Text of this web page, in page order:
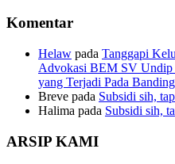
Komentar
Helaw pada Tanggapi
Advokasi BEM SV Undip
yang Terjadi Pada
Breve pada Subsidi sih,
Halima pada Subsidi sih,
ARSIP KAMI